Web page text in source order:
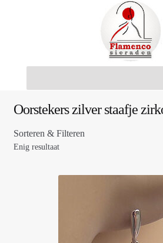
Oorstekers zilver staafje
Sorteren & Filteren
Enig resultaat